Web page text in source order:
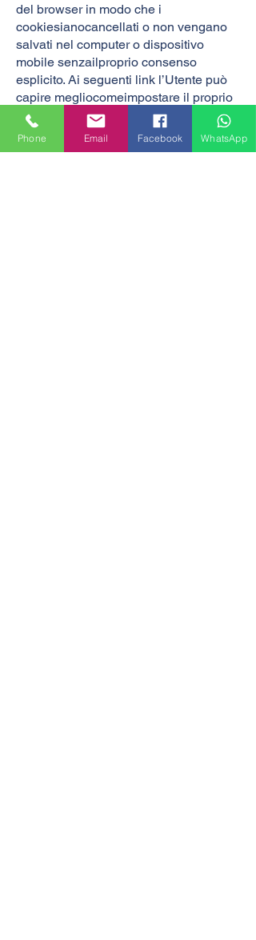
del browser in modo che i
cookiesianocancellati o non vengano
salvati nel computer o dispositivo
mobile senzailproprio consenso
esplicito. Ai seguenti link l’Utente può
capire megliocomeimpostare il proprio
browser:
Phone Email Facebook WhatsApp